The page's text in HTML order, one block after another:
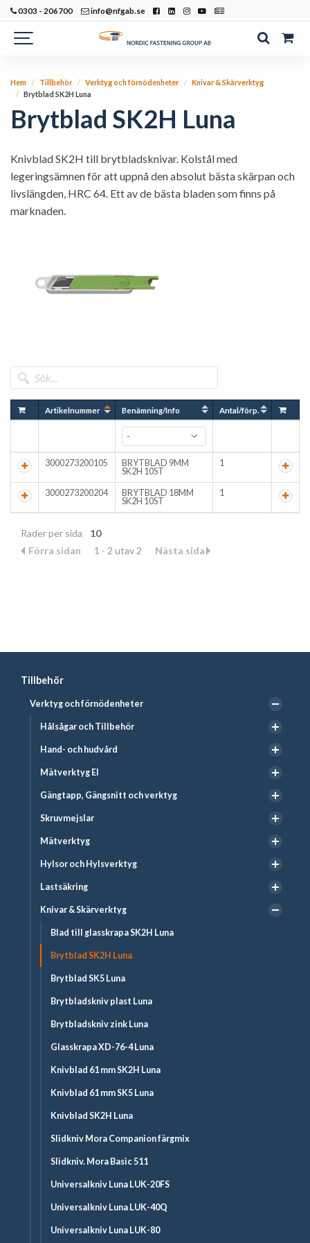
0303 - 206700 info@nfgab.se
Tillbehör
Verktyg och förnödenheter
Hålsågar och Tillbehör
Hand- och hudvård
Mätverktyg El
Gängtapp, Gängsnitt och verktyg
Skruvmejslar
Mätverktyg
Hylsor och Hylsverktyg
Lastsäkring
Knivar & Skärverktyg
Blad till glasskrapa SK2H Luna
Brytblad SK2H Luna
Brytblad SK5 Luna
Brytbladskniv plast Luna
Brytbladskniv zink Luna
Glasskrapa XD-76-4 Luna
Knivblad 61 mm SK2H Luna
Knivblad 61 mm SK5 Luna
Knivblad SK2H Luna
Slidkniv Mora Companion färgmix
Slidkniv. Mora Basic 511
Universalkniv Luna LUK-20FS
Universalkniv Luna LUK-40Q
Universalkniv Luna LUK-80
Hem Tillbehör Verktyg och förnödenheter
Knivar & Skärverktyg
Brytblad SK2H Luna
Brytblad SK2H Luna
Knivblad SK2H till brytbladsknivar. Kolstål med
legeringsämnen för att uppnå den absolut bästa skärpan och
livslängden, HRC 64. Ett av de bästa bladen som finns på
marknaden.
Artikelnummer Benämning/Info Antal/förp.
3000273200105
BRYTBLAD 9MM
SK2H 10ST
1
3000273200204
BRYTBLAD 18MM
SK2H 10ST
1
Rader per sida
10
Förra sidan
1 - 2 utav 2 Nästa sida